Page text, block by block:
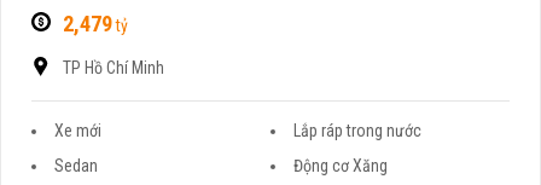
2,479tỷ
TP Hồ Chí Minh
Xe mới
Lắp ráp trong nước
Sedan
Động cơ Xăng